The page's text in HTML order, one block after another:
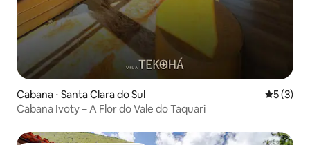
Cabana ⋅ Santa Clara do Sul 5 de
5 (3)
Cabana Ivoty – A Flor do Vale do Taquari